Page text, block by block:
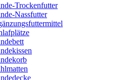
Trockenfutter
Nassfutter